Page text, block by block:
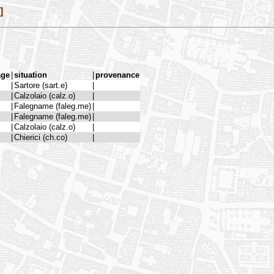
|situation |provenance
|Sartore (sart.e)
|
|Calzolaio (calz.o)
|
| Falegname (faleg.me) |
| Falegname (faleg.me) |
|Calzolaio (calz.o)
|
|Chierici (ch.co) |